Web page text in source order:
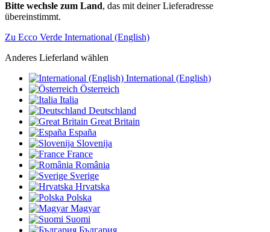
Bitte wechsle zum Land, das mit deiner Lieferadresse
übereinstimmt.
Zu Ecco Verde International (English)
Anderes Lieferland wählen
International (English)
Österreich
Italia
Deutschland
Great Britain
España
Slovenija
France
România
Sverige
Hrvatska
Polska
Magyar
Suomi